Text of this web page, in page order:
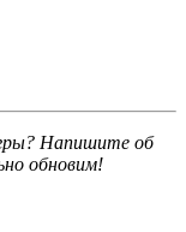
Напишите об
обновим!